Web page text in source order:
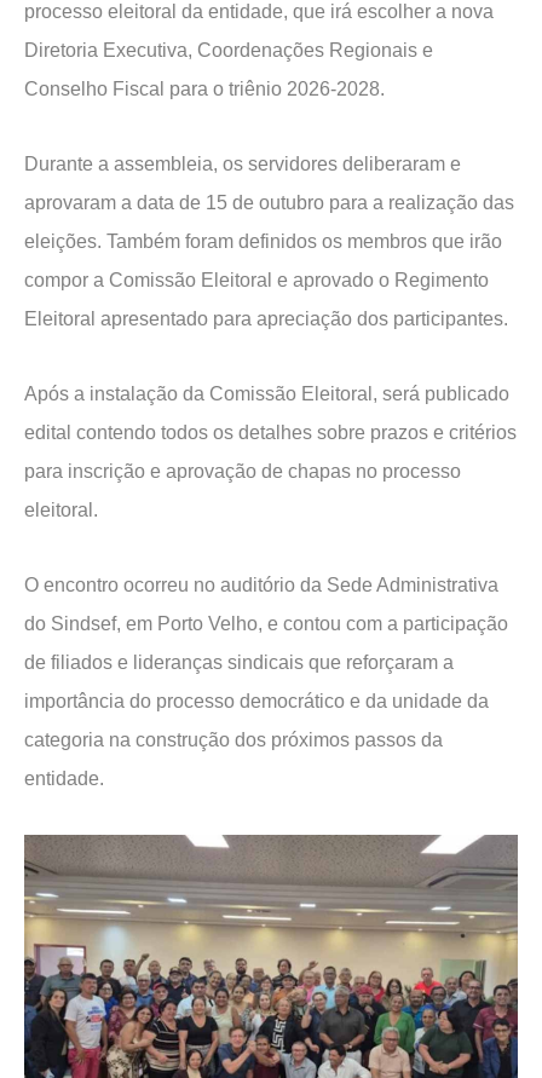
processo eleitoral da entidade, que irá escolher a nova
Diretoria Executiva, Coordenações Regionais e
Conselho Fiscal para o triênio 2026-2028.
Durante a assembleia, os servidores deliberaram e
aprovaram a data de 15 de outubro para a realização das
eleições. Também foram definidos os membros que irão
compor a Comissão Eleitoral e aprovado o Regimento
Eleitoral apresentado para apreciação dos participantes.
Após a instalação da Comissão Eleitoral, será publicado
edital contendo todos os detalhes sobre prazos e critérios
para inscrição e aprovação de chapas no processo
eleitoral.
O encontro ocorreu no auditório da Sede Administrativa
do Sindsef, em Porto Velho, e contou com a participação
de filiados e lideranças sindicais que reforçaram a
importância do processo democrático e da unidade da
categoria na construção dos próximos passos da
entidade.